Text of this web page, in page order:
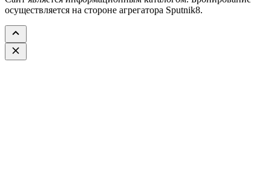
осуществляется на стороне агрегатора Sputnik8.